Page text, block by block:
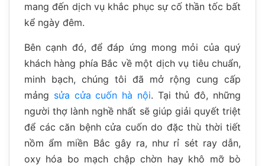
mang đến dịch vụ khắc phục sự cố thần tốc bất
kể ngày đêm.
Bên cạnh đó, để đáp ứng mong mỏi của quý
khách hàng phía Bắc về một dịch vụ tiêu chuẩn,
minh bạch, chúng tôi đã mở rộng cung cấp
mảng sửa cửa cuốn hà nội. Tại thủ đô, những
người thợ lành nghề nhất sẽ giúp giải quyết triệt
để các căn bệnh cửa cuốn do đặc thù thời tiết
nồm ẩm miền Bắc gây ra, như rỉ sét ray dẫn,
oxy hóa bo mạch chập chờn hay khô mỡ bò